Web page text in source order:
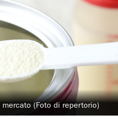
(Foto di repertorio)